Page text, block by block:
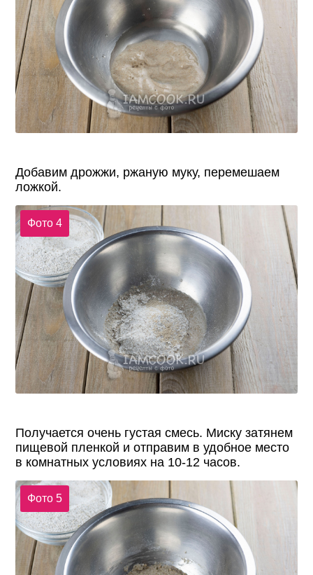
Добавим дрожжи, ржаную муку, перемешаем
ложкой.
Фото 4
Получается очень густая смесь. Миску затянем
пищевой пленкой и отправим в удобное место
в комнатных условиях на 10-12 часов.
Фото 5